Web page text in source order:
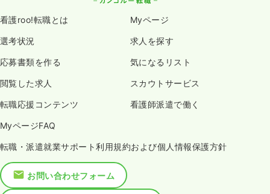
看護roo!転職とは Myページ
選考状況 求人を探す
応募書類を作る 気になるリスト
閲覧した求人 スカウトサービス
転職応援コンテンツ 看護師派遣で働く
MyページFAQ
転職・派遣就業サポート利用規約および個人情報保護方針
お問い合わせフォーム